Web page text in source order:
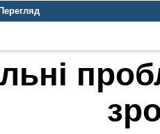
Перегляд